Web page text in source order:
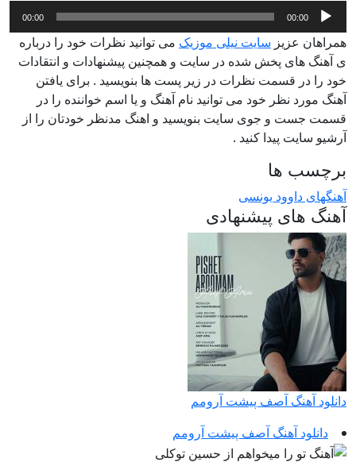
پخش‌کننده
صوت
00:00
00:00
همراهان عزیز سایت نیلی موزیک می توانید نظرات خود را درباره
ی آهنگ های پخش شده در سایت و همچنین پیشنهادات و انتقادات
خود را در قسمت نظرات در زیر پست ها بنویسید . برای یافتن
آهنگ مورد نظر خود می توانید نام آهنگ و یا اسم خواننده را در
قسمت جست و جوی سایت بنویسید و اهنگ مدنظر خودتان را از
آرشیو سایت پیدا کنید .
برچسب ها
آهنگهای داوود یونسی
آهنگ های پیشنهادی
دانلود آهنگ آصف پیشت آرومم
دانلود آهنگ آصف پیشت آرومم